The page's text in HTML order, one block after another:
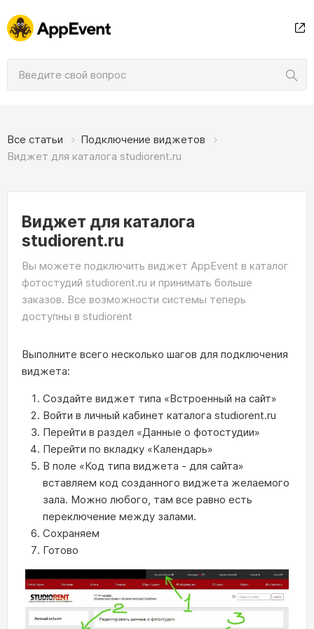
Все статьи
Подключение виджетов
Виджет для каталога studiorent.ru
Виджет для каталога
studiorent.ru
Вы можете подключить виджет AppEvent в каталог
фотостудий studiorent.ru и принимать больше
заказов. Все возможности системы теперь
доступны в studiorent
Выполните всего несколько шагов для подключения
виджета:
Создайте виджет типа «Встроенный на сайт»
Войти в личный кабинет каталога studiorent.ru
Перейти в раздел «Данные о фотостудии»
Перейти по вкладку «Календарь»
В поле «Код типа виджета - для сайта»
вставляем код созданного виджета желаемого
зала. Можно любого, там все равно есть
переключение между залами.
Сохраняем
Готово